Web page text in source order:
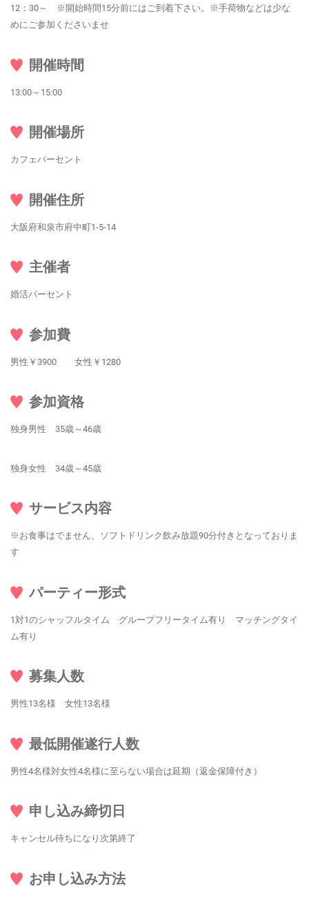
12：30～ ※開始時間15分前にはご到着下さい。※手荷物などは少な
めにご参加くださいませ
開催時間
13:00～15:00
開催場所
カフェパーセント
開催住所
大阪府和泉市府中町1-5-14
主催者
婚活パーセント
参加費
男性￥3900 女性￥1280
参加資格
独身男性 35歳～46歳
独身女性 34歳～45歳
サービス内容
※お食事はでません、ソフトドリンク飲み放題90分付きとなっておりま
す
パーティー形式
1対1のシャッフルタイム グループフリータイム有り マッチングタイ
ム有り
募集人数
男性13名様 女性13名様
最低開催遂行人数
男性4名様対女性4名様に至らない場合は延期（返金保障付き）
申し込み締切日
キャンセル待ちになり次第終了
お申し込み方法